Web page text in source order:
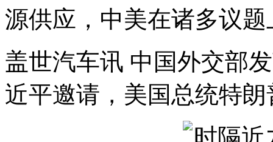
源供应，中美在诸多议
盖世汽车讯 中国外交部
近平邀请，美国总统特